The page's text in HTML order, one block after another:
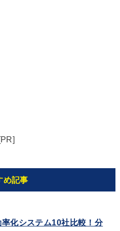
め記事
率化システム10社比較！分